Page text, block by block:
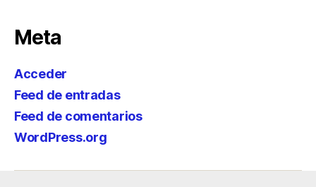
Meta
Acceder
Feed de entradas
Feed de comentarios
WordPress.org